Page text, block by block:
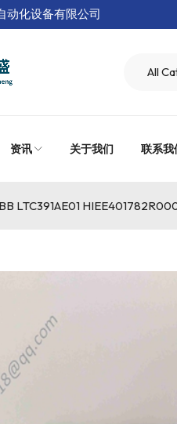
动化设备有限公司
资讯 关于我们 联系我
LTC391AE01